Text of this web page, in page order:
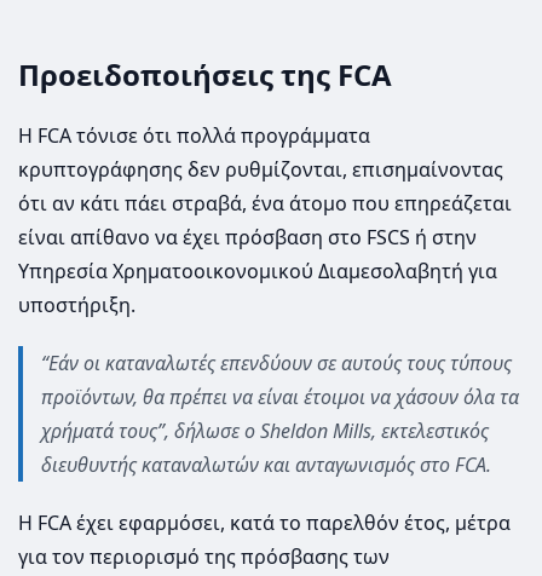
Προειδοποιήσεις της FCA
Η FCA τόνισε ότι πολλά προγράμματα
κρυπτογράφησης δεν ρυθμίζονται, επισημαίνοντας
ότι αν κάτι πάει στραβά, ένα άτομο που επηρεάζεται
είναι απίθανο να έχει πρόσβαση στο FSCS ή στην
Υπηρεσία Χρηματοοικονομικού Διαμεσολαβητή για
υποστήριξη.
“Εάν οι καταναλωτές επενδύουν σε αυτούς τους τύπους
προϊόντων, θα πρέπει να είναι έτοιμοι να χάσουν όλα τα
χρήματά τους”, δήλωσε ο Sheldon Mills, εκτελεστικός
διευθυντής καταναλωτών και ανταγωνισμός στο FCA.
Η FCA έχει εφαρμόσει, κατά το παρελθόν έτος, μέτρα
για τον περιορισμό της πρόσβασης των